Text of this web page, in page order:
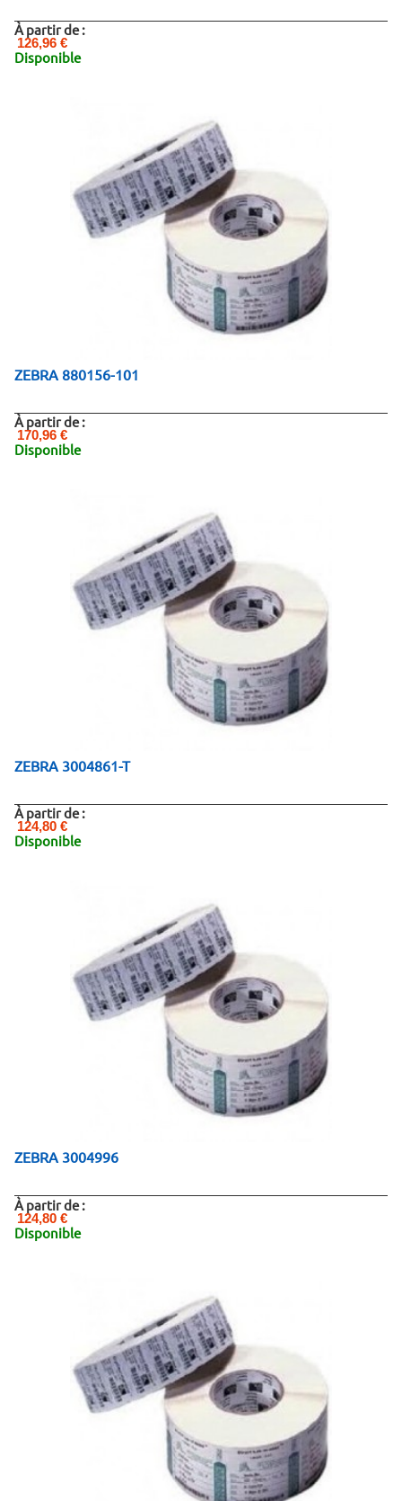
À partir de :
126,96 €
Disponible
ZEBRA 880156-101
À partir de :
170,96 €
Disponible
ZEBRA 3004861-T
À partir de :
124,80 €
Disponible
ZEBRA 3004996
À partir de :
124,80 €
Disponible